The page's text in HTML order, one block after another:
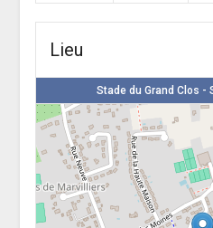
Lieu
Stade du Grand Clos -